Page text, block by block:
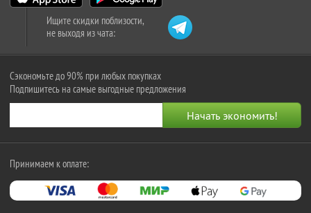
Ищите скидки поблизости,
не выходя из чата:
Сэкономьте до 90% при любых покупках
Подпишитесь на самые выгодные предложения
Принимаем к оплате: